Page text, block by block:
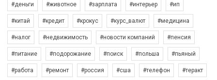
#деньги #животное #зарплата #интерьер #ип
#китай #кредит #крокус #курс_валют #медицина
#налог #недвижимость #новости компаний #пенсия
#питание #подорожание #поиск #польша #пьяный
#работа #ремонт #россия #сша #телефон #теракт